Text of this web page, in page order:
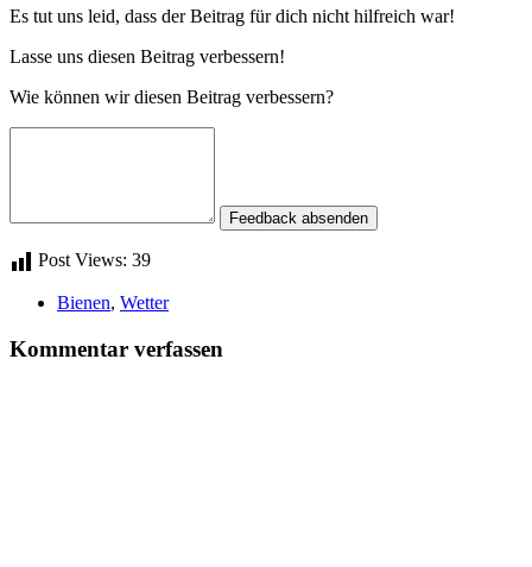
Es tut uns leid, dass der Beitrag für dich nicht hilfreich war!
Lasse uns diesen Beitrag verbessern!
Wie können wir diesen Beitrag verbessern?
Feedback absenden
Post Views: 39
Bienen, Wetter
Kommentar verfassen